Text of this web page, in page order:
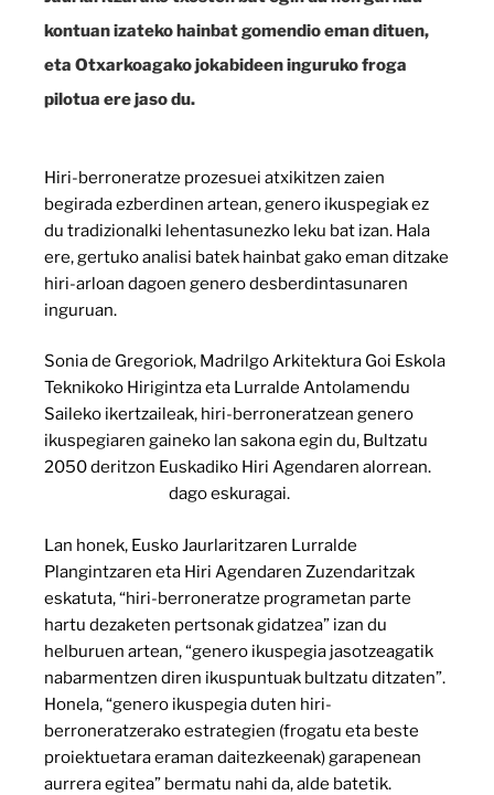
kontuan izateko hainbat gomendio eman dituen,
eta Otxarkoagako jokabideen inguruko froga
pilotua ere jaso du.
Hiri-berroneratze prozesuei atxikitzen zaien
begirada ezberdinen artean, genero ikuspegiak ez
du tradizionalki lehentasunezko leku bat izan. Hala
ere, gertuko analisi batek hainbat gako eman ditzake
hiri-arloan dagoen genero desberdintasunaren
inguruan.
Sonia de Gregoriok, Madrilgo Arkitektura Goi Eskola
Teknikoko Hirigintza eta Lurralde Antolamendu
Saileko ikertzaileak, hiri-berroneratzean genero
ikuspegiaren gaineko lan sakona egin du, Bultzatu
2050 deritzon Euskadiko Hiri Agendaren alorrean.
dago eskuragai.
Lan honek, Eusko Jaurlaritzaren Lurralde
Plangintzaren eta Hiri Agendaren Zuzendaritzak
eskatuta, “hiri-berroneratze programetan parte
hartu dezaketen pertsonak gidatzea” izan du
helburuen artean, “genero ikuspegia jasotzeagatik
nabarmentzen diren ikuspuntuak bultzatu ditzaten”.
Honela, “genero ikuspegia duten hiri-
berroneratzerako estrategien (frogatu eta beste
proiektuetara eraman daitezkeenak) garapenean
aurrera egitea” bermatu nahi da, alde batetik.